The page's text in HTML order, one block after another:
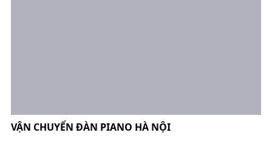
VẬN CHUYỂN ĐÀN PIANO HÀ NỘI